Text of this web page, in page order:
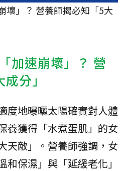
壞」？ 營養師揭必知「5大
加速崩壞」？ 營
分」
度地曝曬太陽確實對人體
養獲得「水煮蛋肌」的女
天敵」。營養師強調，女
保濕」與「延緩老化」